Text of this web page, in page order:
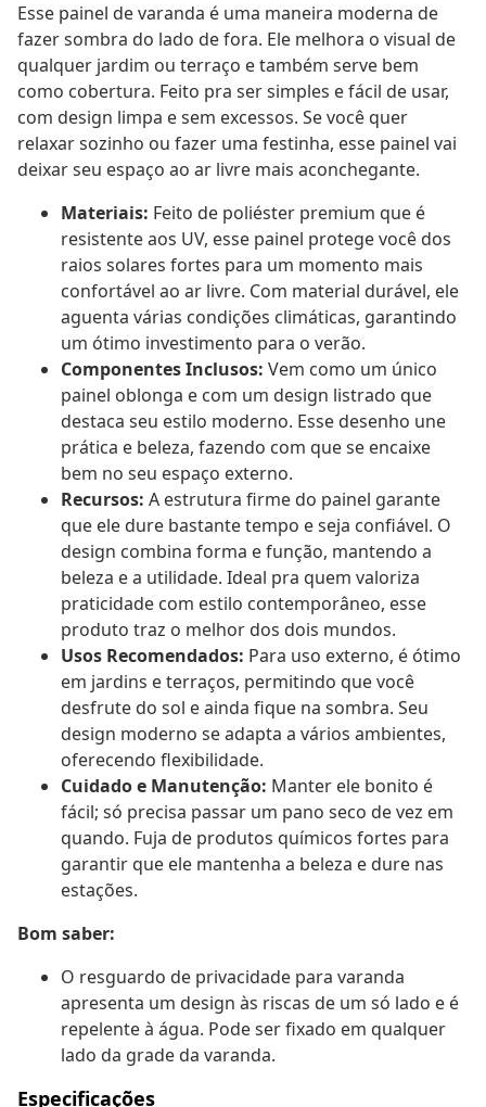
Esse painel de varanda é uma maneira moderna de
fazer sombra do lado de fora. Ele melhora o visual de
qualquer jardim ou terraço e também serve bem
como cobertura. Feito pra ser simples e fácil de usar,
com design limpa e sem excessos. Se você quer
relaxar sozinho ou fazer uma festinha, esse painel vai
deixar seu espaço ao ar livre mais aconchegante.
Materiais: Feito de poliéster premium que é
resistente aos UV, esse painel protege você dos
raios solares fortes para um momento mais
confortável ao ar livre. Com material durável, ele
aguenta várias condições climáticas, garantindo
um ótimo investimento para o verão.
Componentes Inclusos: Vem como um único
painel oblonga e com um design listrado que
destaca seu estilo moderno. Esse desenho une
prática e beleza, fazendo com que se encaixe
bem no seu espaço externo.
Recursos: A estrutura firme do painel garante
que ele dure bastante tempo e seja confiável. O
design combina forma e função, mantendo a
beleza e a utilidade. Ideal pra quem valoriza
praticidade com estilo contemporâneo, esse
produto traz o melhor dos dois mundos.
Usos Recomendados: Para uso externo, é ótimo
em jardins e terraços, permitindo que você
desfrute do sol e ainda fique na sombra. Seu
design moderno se adapta a vários ambientes,
oferecendo flexibilidade.
Cuidado e Manutenção: Manter ele bonito é
fácil; só precisa passar um pano seco de vez em
quando. Fuja de produtos químicos fortes para
garantir que ele mantenha a beleza e dure nas
estações.
Bom saber:
O resguardo de privacidade para varanda
apresenta um design às riscas de um só lado e é
repelente à água. Pode ser fixado em qualquer
lado da grade da varanda.
Especificações